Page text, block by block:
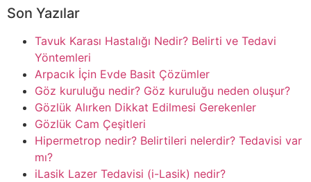
Son Yazılar
Tavuk Karası Hastalığı Nedir? Belirti ve Tedavi
Yöntemleri
Arpacık İçin Evde Basit Çözümler
Göz kuruluğu nedir? Göz kuruluğu neden oluşur?
Gözlük Alırken Dikkat Edilmesi Gerekenler
Gözlük Cam Çeşitleri
Hipermetrop nedir? Belirtileri nelerdir? Tedavisi var
mı?
iLasik Lazer Tedavisi (i-Lasik) nedir?